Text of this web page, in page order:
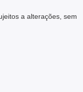
a alterações, sem